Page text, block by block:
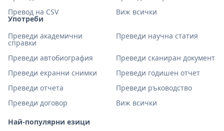
Употреби
Преведи академични
справки
Преведи научна статия
Преведи автобиография
Преведи сканиран документ
Преведи екранни снимки
Преведи годишен отчет
Преведи отчета
Преведи ръководство
Преведи договор
Виж всички
Най-популярни езици
Превод на CSV
Виж всички